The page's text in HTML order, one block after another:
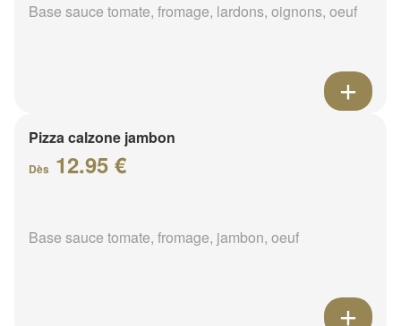
Base sauce tomate, fromage, lardons, oignons, oeuf
Pizza calzone jambon
Dès 12.95 €
Base sauce tomate, fromage, jambon, oeuf